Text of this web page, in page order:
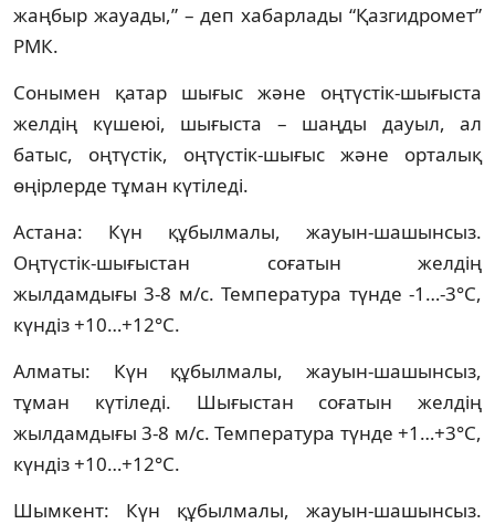
жаңбыр жауады,” – деп хабарлады “Қазгидромет”
РМК.
Сонымен қатар шығыс және оңтүстік-шығыста
желдің күшеюі, шығыста – шаңды дауыл, ал
батыс, оңтүстік, оңтүстік-шығыс және орталық
өңірлерде тұман күтіледі.
Астана: Күн құбылмалы, жауын-шашынсыз.
Оңтүстік-шығыстан соғатын желдің
жылдамдығы 3-8 м/с. Температура түнде -1…-3°C,
күндіз +10…+12°C.
Алматы: Күн құбылмалы, жауын-шашынсыз,
тұман күтіледі. Шығыстан соғатын желдің
жылдамдығы 3-8 м/с. Температура түнде +1…+3°C,
күндіз +10…+12°C.
Шымкент: Күн құбылмалы, жауын-шашынсыз.